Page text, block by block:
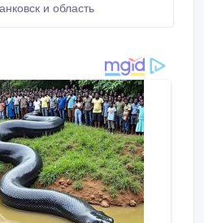
копирование рельефа,
и область